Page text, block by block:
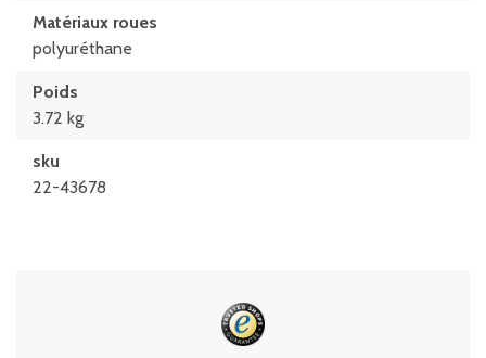
Matériaux roues
polyuréthane
Poids
3.72 kg
sku
22-43678